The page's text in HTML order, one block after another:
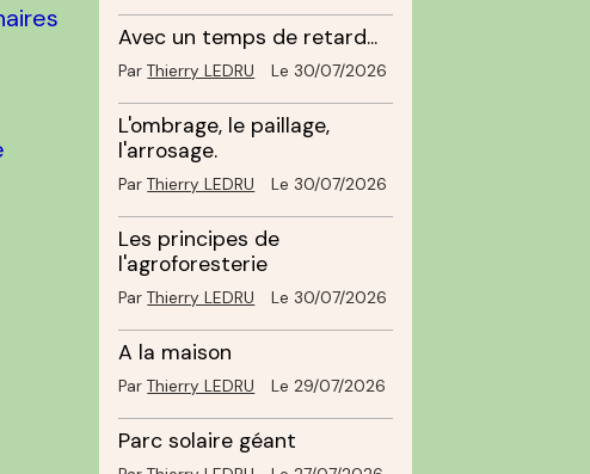
Avec un temps de retard...
ParThierry LEDRU Le 30/07/2026
L'ombrage, le paillage,
l'arrosage.
ParThierry LEDRU Le 30/07/2026
Les principes de
l'agroforesterie
ParThierry LEDRU Le 30/07/2026
A la maison
ParThierry LEDRU Le 29/07/2026
Parc solaire géant